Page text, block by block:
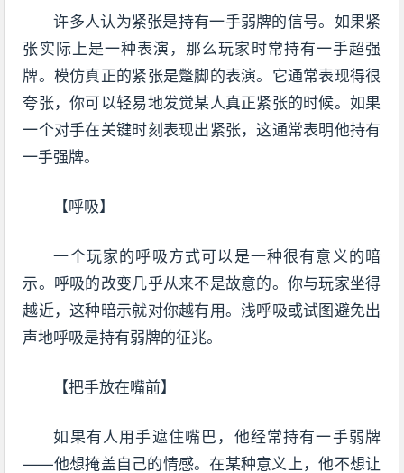
许多人认为紧张是持有一手弱牌的信号。如果紧
张实际上是一种表演，那么玩家时常持有一手超强
牌。模仿真正的紧张是蹩脚的表演。它通常表现得很
夸张，你可以轻易地发觉某人真正紧张的时候。如果
一个对手在关键时刻表现出紧张，这通常表明他持有
一手强牌。
【呼吸】
一个玩家的呼吸方式可以是一种很有意义的暗
示。呼吸的改变几乎从来不是故意的。你与玩家坐得
越近，这种暗示就对你越有用。浅呼吸或试图避免出
声地呼吸是持有弱牌的征兆。
【把手放在嘴前】
如果有人用手遮住嘴巴，他经常持有一手弱牌
——他想掩盖自己的情感。在某种意义上，他不想让